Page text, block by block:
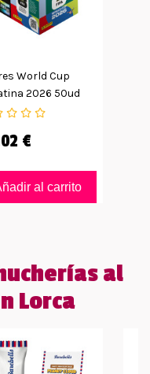
World Cup
2026 50ud
€
al carrito
al
Lorca